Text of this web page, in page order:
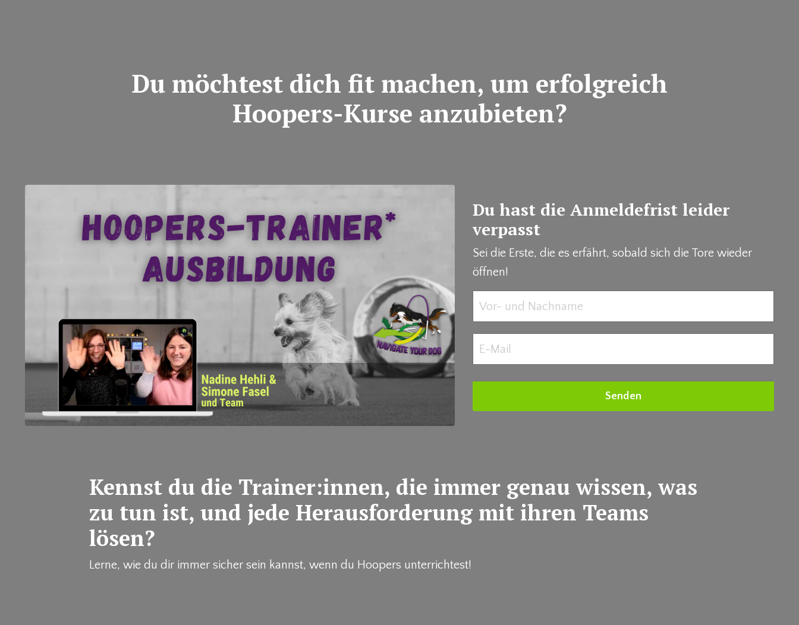
Du möchtest dich fit machen, um erfolgreich
Hoopers-Kurse anzubieten?
Du hast die Anmeldefrist leider
verpasst
Sei die Erste, die es erfährt, sobald sich die Tore wieder
öffnen!
Senden
Kennst du die Trainer:innen, die immer genau wissen, was
zu tun ist, und jede Herausforderung mit ihren Teams
lösen?
Lerne, wie du dir immer sicher sein kannst, wenn du Hoopers unterrichtest!